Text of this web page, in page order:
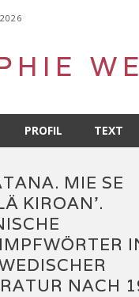
menu
PROFIL TEXT
MIE SE
KIROAN’.
NACH